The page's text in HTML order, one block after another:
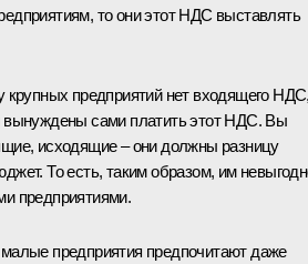
то они этот НДС выставлять
крупных предприятий нет входящего
вынуждены сами платить этот НДС. Вы
исходящие – они должны разницу
То есть, таким образом, им
предприятиями.
предприятия предпочитают даже